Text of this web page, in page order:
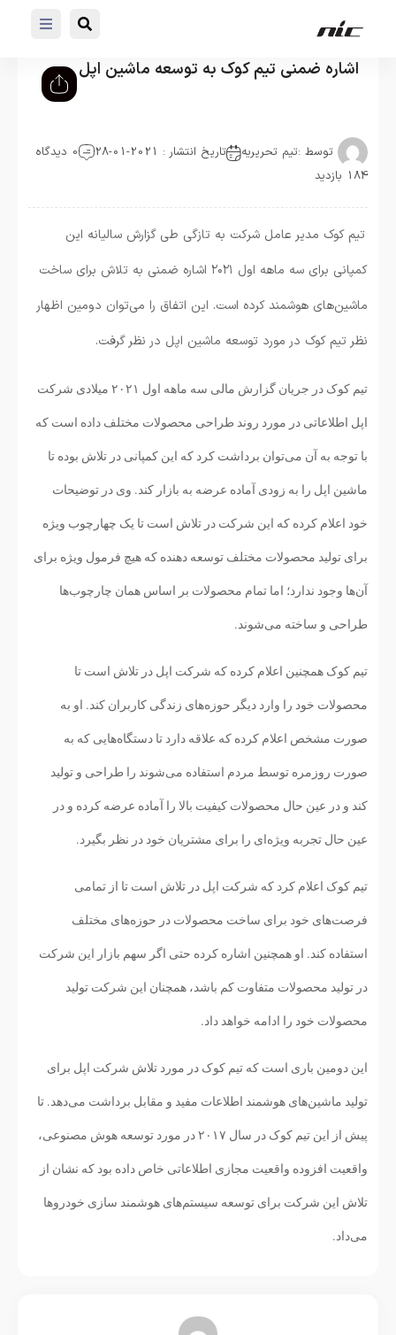
اشاره ضمنی تیم کوک به توسعه ماشین اپل
توسط :تیم تحریریه تاریخ انتشار : 2021-01-28
0 دیدگاه
184 بازدید
تیم کوک مدیر عامل شرکت به تازگی طی گزارش سالیانه این
کمپانی برای سه ماهه اول ۲۰۲۱ اشاره ضمنی به تلاش برای ساخت
ماشین‌های هوشمند کرده است. این اتفاق را می‌توان دومین اظهار
نظر تیم کوک در مورد توسعه ماشین اپل در نظر گرفت.
تیم کوک در جریان گزارش مالی سه ماهه اول ۲۰۲۱ میلادی شرکت
اپل اطلاعاتی در مورد روند طراحی محصولات مختلف داده است که
با توجه به آن می‌توان برداشت کرد که این کمپانی در تلاش بوده تا
ماشین اپل را به زودی آماده عرضه به بازار کند. وی در توضیحات
خود اعلام کرده که این شرکت در تلاش است تا یک چهارچوب ویژه
برای تولید محصولات مختلف توسعه دهنده که هیچ فرمول ویژه برای
آن‌ها وجود ندارد؛ اما تمام محصولات بر اساس همان چارچوب‌ها
طراحی و ساخته می‌شوند.
تیم کوک همچنین اعلام کرده که شرکت اپل در تلاش است تا
محصولات خود را وارد دیگر حوزه‌های زندگی کاربران کند. او به
صورت مشخص اعلام کرده که علاقه دارد تا دستگاه‌هایی که به
صورت روزمره توسط مردم استفاده می‌شوند را طراحی و تولید
کند و در عین حال محصولات کیفیت بالا را آماده عرضه کرده و در
عین حال تجربه ویژه‌ای را برای مشتریان خود در نظر بگیرد.
تیم کوک اعلام کرد که شرکت اپل در تلاش است تا از تمامی
فرصت‌های خود برای ساخت محصولات در حوزه‌های مختلف
استفاده کند. او همچنین اشاره کرده حتی اگر سهم بازار این شرکت
در تولید محصولات متفاوت کم باشد، همچنان این شرکت تولید
محصولات خود را ادامه خواهد داد.
این دومین باری است که تیم کوک در مورد تلاش شرکت اپل برای
تولید ماشین‌های هوشمند اطلاعات مفید و مقابل برداشت می‌دهد. تا
پیش از این تیم کوک در سال ۲۰۱۷ در مورد توسعه هوش مصنوعی،
واقعیت افزوده واقعیت مجازی اطلاعاتی خاص داده بود که نشان از
تلاش این شرکت برای توسعه سیستم‌های هوشمند سازی خودروها
می‌داد.